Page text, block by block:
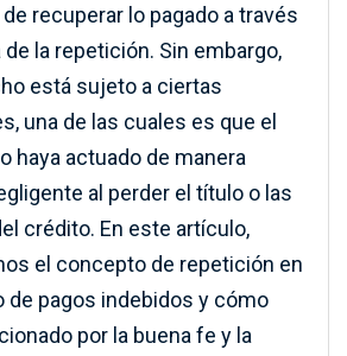
recuperar lo pagado a través
de la repetición. Sin embargo,
está sujeto a ciertas
una de las cuales es que el
haya actuado de manera
al perder el título o las
crédito. En este artículo,
el concepto de repetición en
de pagos indebidos y cómo
por la buena fe y la